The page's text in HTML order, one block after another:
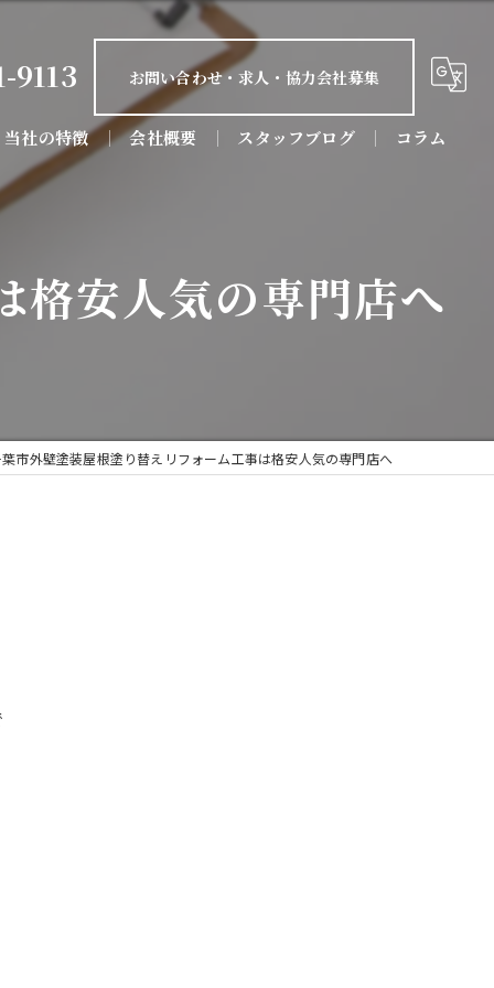
9113 お問い合わせ・求人・協力会社募集
当社の特徴
屋根塗装
屋根工事
会社概要 スタッフブログ コラム
格安人気の専門店へ
市外壁塗装屋根塗り替えリフォーム工事は格安人気の専門店へ